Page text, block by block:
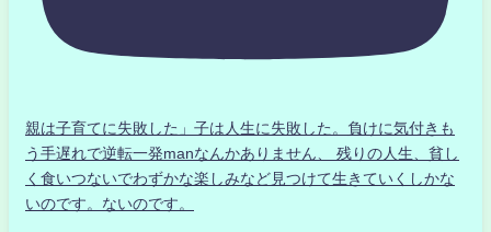
親は子育てに失敗した」子は人生に失敗した。負けに気付きも
う手遅れで逆転一発manなんかありません、 残りの人生、貧し
く食いつないでわずかな楽しみなど見つけて生きていくしかな
いのです。ないのです。